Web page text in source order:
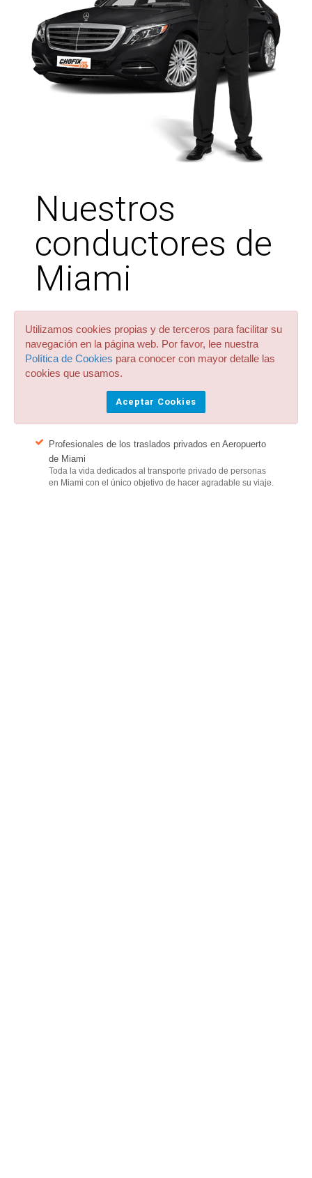
Nuestros
conductores de
Miami
Discretos y puntuales
Discretos con buena presencia, solo hablan si usted lo
desea y con puntualidad "britanica"
Dilatada Experiencia
Muchos años al volante y formados con cursos de
conducción profesional especialmente para proteger la
salud y seguridad de los pasajeros.
Profesionales de los traslados privados en Aeropuerto
de Miami
Toda la vida dedicados al transporte privado de personas
en Miami con el único objetivo de hacer agradable su viaje.
Utilizamos cookies propias y de terceros para facilitar su
navegación en la página web. Por favor, lee nuestra
Política de Cookies para conocer con mayor detalle las
cookies que usamos.
Aceptar Cookies